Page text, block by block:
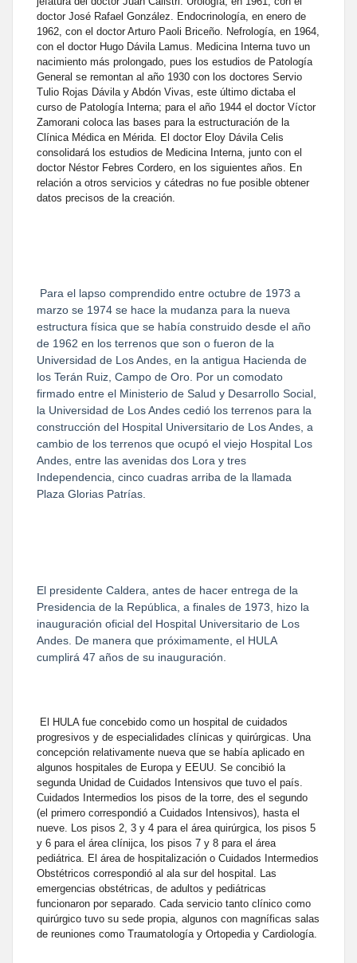
doctor José Rafael González. Endocrinología, en enero de
1962, con el doctor Arturo Paoli Briceño. Nefrología, en 1964,
con el doctor Hugo Dávila Lamus. Medicina Interna tuvo un
nacimiento más prolongado, pues los estudios de Patología
General se remontan al año 1930 con los doctores Servio
Tulio Rojas Dávila y Abdón Vivas, este último dictaba el
curso de Patología Interna; para el año 1944 el doctor Víctor
Zamorani coloca las bases para la estructuración de la
Clínica Médica en Mérida. El doctor Eloy Dávila Celis
consolidará los estudios de Medicina Interna, junto con el
doctor Néstor Febres Cordero, en los siguientes años. En
relación a otros servicios y cátedras no fue posible obtener
datos precisos de la creación.
Para el lapso comprendido entre octubre de 1973 a
marzo se 1974 se hace la mudanza para la nueva
estructura física que se había construido desde el año
de 1962 en los terrenos que son o fueron de la
Universidad de Los Andes, en la antigua Hacienda de
los Terán Ruiz, Campo de Oro. Por un comodato
firmado entre el Ministerio de Salud y Desarrollo Social,
la Universidad de Los Andes cedió los terrenos para la
construcción del Hospital Universitario de Los Andes, a
cambio de los terrenos que ocupó el viejo Hospital Los
Andes, entre las avenidas dos Lora y tres
Independencia, cinco cuadras arriba de la llamada
Plaza Glorias Patrías.
El presidente Caldera, antes de hacer entrega de la
Presidencia de la República, a finales de 1973, hizo la
inauguración oficial del Hospital Universitario de Los
Andes. De manera que próximamente, el HULA
cumplirá 47 años de su inauguración.
El HULA fue concebido como un hospital de cuidados
progresivos y de especialidades clínicas y quirúrgicas. Una
concepción relativamente nueva que se había aplicado en
algunos hospitales de Europa y EEUU. Se concibió la
segunda Unidad de Cuidados Intensivos que tuvo el país.
Cuidados Intermedios los pisos de la torre, des el segundo
(el primero correspondió a Cuidados Intensivos), hasta el
nueve. Los pisos 2, 3 y 4 para el área quirúrgica, los pisos 5
y 6 para el área clínijca, los pisos 7 y 8 para el área
pediátrica. El área de hospitalización o Cuidados Intermedios
Obstétricos correspondió al ala sur del hospital. Las
emergencias obstétricas, de adultos y pediátricas
funcionaron por separado. Cada servicio tanto clínico como
quirúrgico tuvo su sede propia, algunos con magníficas salas
de reuniones como Traumatología y Ortopedia y Cardiología.